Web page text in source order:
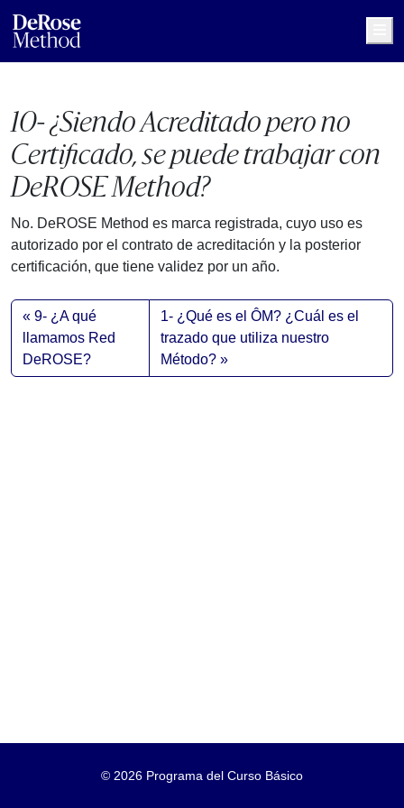
10- ¿Siendo Acreditado pero no
Certificado, se puede trabajar con
DeROSE Method?
No. DeROSE Method es marca registrada, cuyo uso es
autorizado por el contrato de acreditación y la posterior
certificación, que tiene validez por un año.
9- ¿A qué
llamamos Red
DeROSE?
1- ¿Qué es el ÔM? ¿Cuál es el
trazado que utiliza nuestro
Método?
© 2026 Programa del Curso Básico